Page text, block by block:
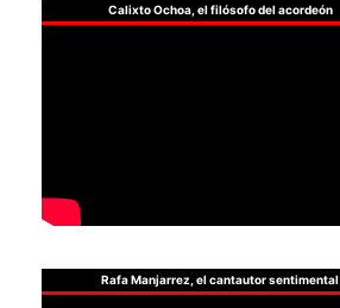
Calixto Ochoa, el filósofo del acordeón
Rafa Manjarrez, el cantautor sentimental